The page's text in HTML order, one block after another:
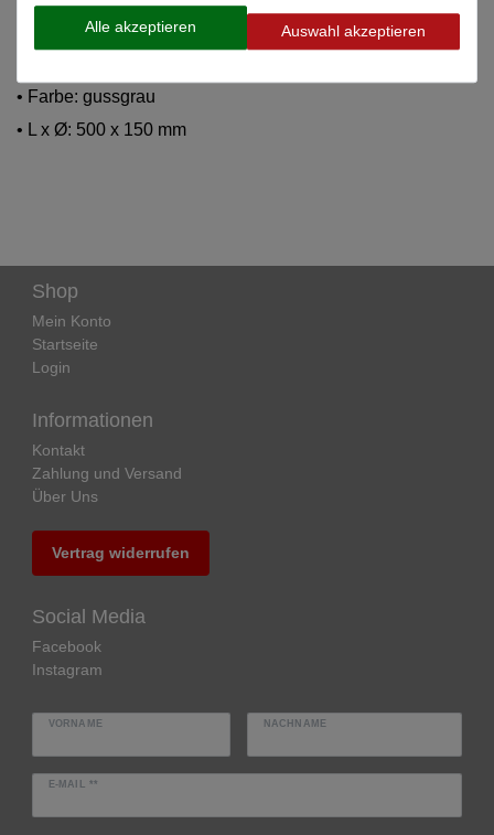
Kaminrohr
• Farbe: gussgrau
• L x Ø: 500 x 150 mm
Shop
Mein Konto
Startseite
Login
Informationen
Kontakt
Zahlung und Versand
Über Uns
Vertrag widerrufen
Social Media
Facebook
Instagram
VORNAME NACHNAME
E-MAIL **
Alle akzeptieren Auswahl akzeptieren